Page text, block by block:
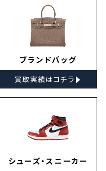
ブランドバッグ
買取実績はコチラ ▸
シューズ・スニーカー